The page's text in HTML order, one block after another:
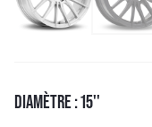
DIAMÈTRE : 15''